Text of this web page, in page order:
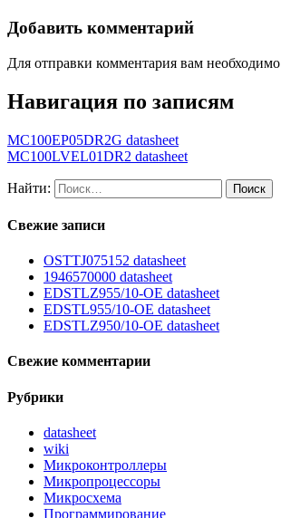
Добавить комментарий
Для отправки комментария вам необходимо
Навигация по записям
MC100EP05DR2G datasheet
MC100LVEL01DR2 datasheet
Найти:
Свежие записи
OSTTJ075152 datasheet
1946570000 datasheet
EDSTLZ955/10-OE datasheet
EDSTL955/10-OE datasheet
EDSTLZ950/10-OE datasheet
Свежие комментарии
Рубрики
datasheet
wiki
Микроконтроллеры
Микропроцессоры
Микросхема
Программирование